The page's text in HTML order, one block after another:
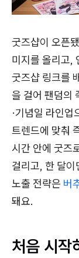
굿즈샵이 오픈
미지를 올리고,
굿즈샵 링크를
을 걸어 팬덤의
·기념일 라인업
트렌드에 맞춰
시간 안에 굿즈
걸리고, 한 달
노출 전략은 버
돼요.
처음 시작